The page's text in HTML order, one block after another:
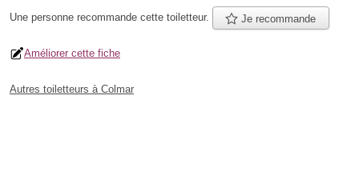
Une personne recommande cette toiletteur. Je recommande
Améliorer cette fiche
Autres toiletteurs à Colmar